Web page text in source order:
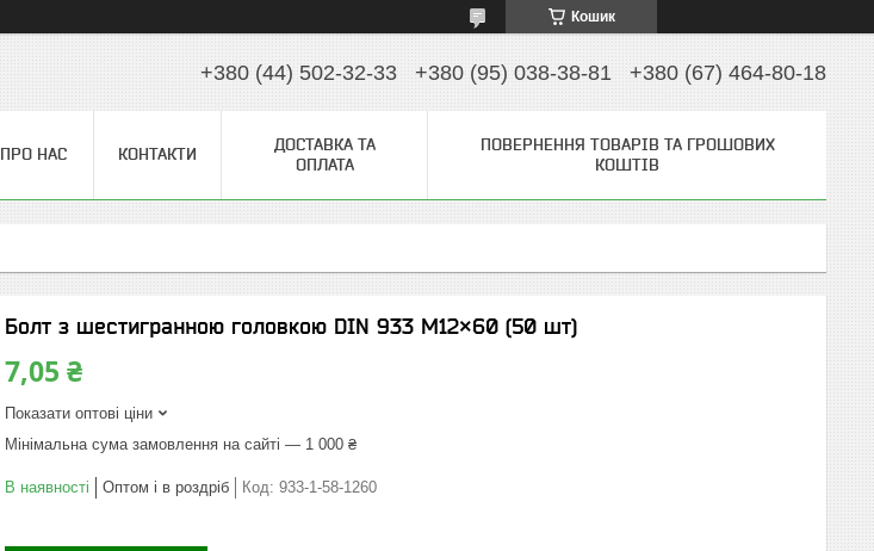
Кошик
+380 (44) 502-32-33 +380 (95) 038-38-81 +380 (67) 464-80-18
ПРО НАС КОНТАКТИ
ДОСТАВКА ТА
ОПЛАТА
ПОВЕРНЕННЯ ТОВАРІВ ТА ГРОШОВИХ
КОШТІВ
Болт з шестигранною головкою DIN 933 М12×60 (50 шт)
7,05 ₴
Показати оптові ціни
Мінімальна сума замовлення на сайті — 1 000 ₴
В наявності Оптом і в роздріб Код: 933-1-58-1260